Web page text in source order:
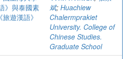
》與泰國素
遊漢語》
斌; Huachiew
Chalermprakiet
University. College of
Chinese Studies.
Graduate School